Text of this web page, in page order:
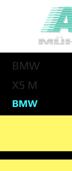
BMW
X5 M
BMW